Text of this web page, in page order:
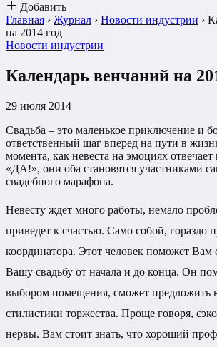
Добавить
Главная › Журнал › Новости индустрии ›
на 2014 год
Новости индустрии
Календарь венчаний на
29 июля 2014
Свадьба – это маленькое приключение и
ответственный шаг вперед на пути в
момента, как невеста на эмоциях
«ДА!», они оба становятся участниками
свадебного марафона.
Невесту ждет много работы, немало
приведет к счастью. Само собой, гораздо
координатора. Этот человек поможет Вам
Вашу свадьбу от начала и до конца. Он
выбором помещения, сможет предложить
стилистики торжества. Проще говоря,
нервы. Вам стоит знать, что хороший